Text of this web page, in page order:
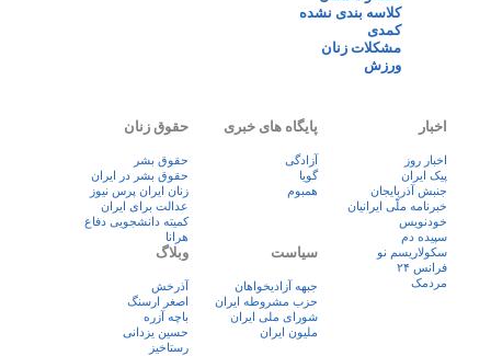
کلاسه بندی نشده
کمدی
مشکلات زنان
ورزش
اخبار
اخبار روز
پيک ايران
جنبش آذربایجان
خبرنامه ملّی ایرانیان
خودنویس
سپیده دم
سکولاریسم نو
فرانس ۲۴
مردمک
پایگاه های خبری
آزادگی
گویا
همبوم
حقوق زنان
حقوق بشر
حقوق بشر در ایران
زنان ايران پرس نيوز
عدالت برای ایران
کمیته دانشجویی دفاع
هرانا
سیاست
جبهه آزادیخواهان
حزب مشروطه ایران
شورای ملی ایران
ملیون ایران
وبلاگ
آذرخش
اصغر ارسنگ
باچه آزره
حسین یزدانی
رستاخیز